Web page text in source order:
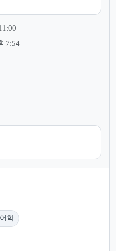
7:54
학